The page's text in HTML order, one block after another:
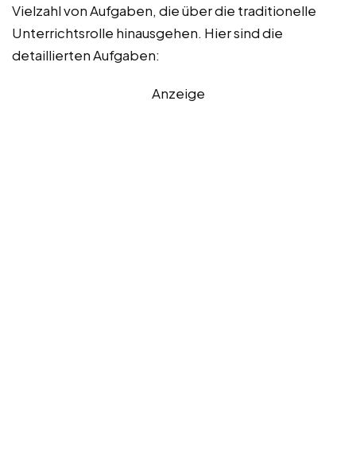
Vielzahl von Aufgaben, die über die traditionelle
Unterrichtsrolle hinausgehen. Hier sind die
detaillierten Aufgaben:
Anzeige